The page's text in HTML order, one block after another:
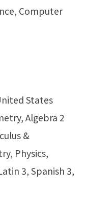
Computer
States
Algebra 2
&
Physics,
3, Spanish 3,